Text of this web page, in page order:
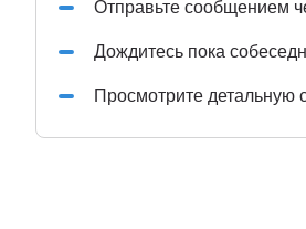
Отправьте сообщением
Дождитесь пока
Просмотрите детальную